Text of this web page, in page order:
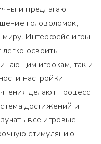
и предлагают
головоломок,
Интерфейс игры
освоить
игрокам, так и
настройки
делают процесс
достижений и
все игровые
стимуляцию.